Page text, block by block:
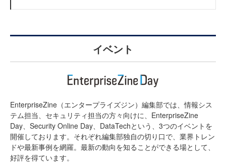
イベント
EnterpriseZine（エンタープライズジン）編集部では、情報シス
テム担当、セキュリティ担当の方々向けに、EnterpriseZine
Day、Security Online Day、DataTechという、3つのイベントを
開催しております。それぞれ編集部独自の切り口で、業界トレン
ドや最新事例を網羅。最新の動向を知ることができる場として、
好評を得ています。